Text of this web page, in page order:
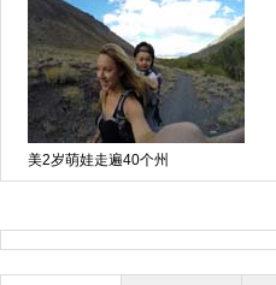
美2岁萌娃走遍40个州